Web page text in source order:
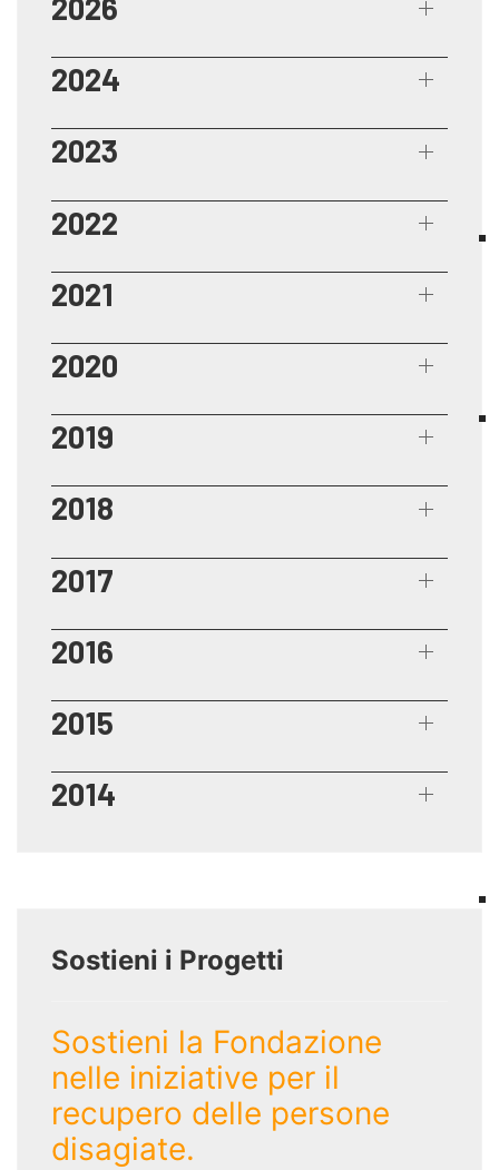
2026
2024
2023
2022
2021
2020
2019
2018
2017
2016
2015
2014
Sostieni i Progetti
Sostieni la Fondazione
nelle iniziative per il
recupero delle persone
disagiate.